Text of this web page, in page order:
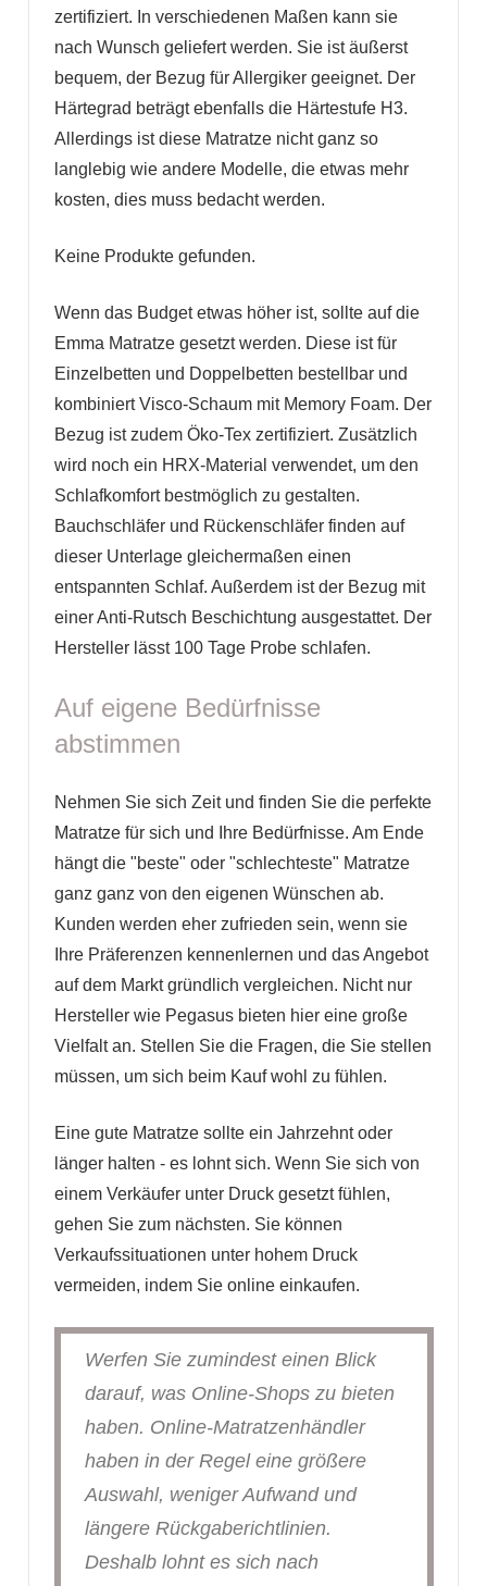
zertifiziert. In verschiedenen Maßen kann sie
nach Wunsch geliefert werden. Sie ist äußerst
bequem, der Bezug für Allergiker geeignet. Der
Härtegrad beträgt ebenfalls die Härtestufe H3.
Allerdings ist diese Matratze nicht ganz so
langlebig wie andere Modelle, die etwas mehr
kosten, dies muss bedacht werden.
Keine Produkte gefunden.
Wenn das Budget etwas höher ist, sollte auf die
Emma Matratze gesetzt werden. Diese ist für
Einzelbetten und Doppelbetten bestellbar und
kombiniert Visco-Schaum mit Memory Foam. Der
Bezug ist zudem Öko-Tex zertifiziert. Zusätzlich
wird noch ein HRX-Material verwendet, um den
Schlafkomfort bestmöglich zu gestalten.
Bauchschläfer und Rückenschläfer finden auf
dieser Unterlage gleichermaßen einen
entspannten Schlaf. Außerdem ist der Bezug mit
einer Anti-Rutsch Beschichtung ausgestattet. Der
Hersteller lässt 100 Tage Probe schlafen.
Auf eigene Bedürfnisse
abstimmen
Nehmen Sie sich Zeit und finden Sie die perfekte
Matratze für sich und Ihre Bedürfnisse. Am Ende
hängt die "beste" oder "schlechteste" Matratze
ganz ganz von den eigenen Wünschen ab.
Kunden werden eher zufrieden sein, wenn sie
Ihre Präferenzen kennenlernen und das Angebot
auf dem Markt gründlich vergleichen. Nicht nur
Hersteller wie Pegasus bieten hier eine große
Vielfalt an. Stellen Sie die Fragen, die Sie stellen
müssen, um sich beim Kauf wohl zu fühlen.
Eine gute Matratze sollte ein Jahrzehnt oder
länger halten - es lohnt sich. Wenn Sie sich von
einem Verkäufer unter Druck gesetzt fühlen,
gehen Sie zum nächsten. Sie können
Verkaufssituationen unter hohem Druck
vermeiden, indem Sie online einkaufen.
Werfen Sie zumindest einen Blick
darauf, was Online-Shops zu bieten
haben. Online-Matratzenhändler
haben in der Regel eine größere
Auswahl, weniger Aufwand und
längere Rückgaberichtlinien.
Deshalb lohnt es sich nach